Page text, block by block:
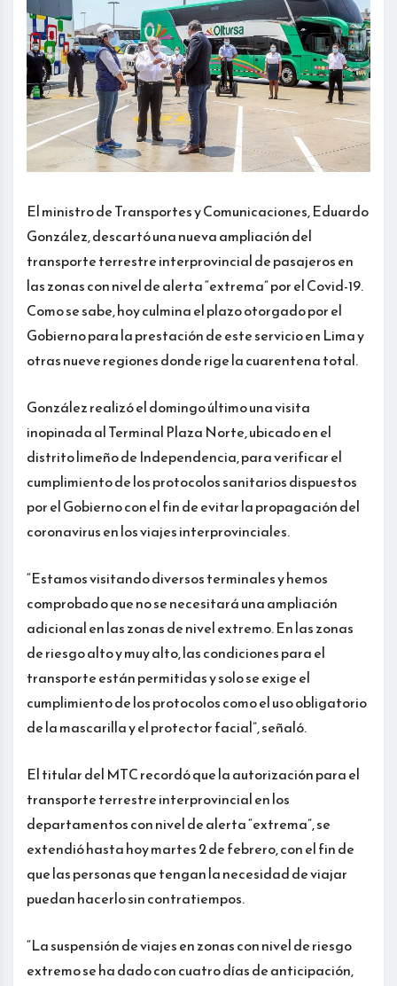
El ministro de Transportes y Comunicaciones, Eduardo
González, descartó una nueva ampliación del
transporte terrestre interprovincial de pasajeros en
las zonas con nivel de alerta “extrema” por el Covid-19.
Como se sabe, hoy culmina el plazo otorgado por el
Gobierno para la prestación de este servicio en Lima y
otras nueve regiones donde rige la cuarentena total.
González realizó el domingo último una visita
inopinada al Terminal Plaza Norte, ubicado en el
distrito limeño de Independencia, para verificar el
cumplimiento de los protocolos sanitarios dispuestos
por el Gobierno con el fin de evitar la propagación del
coronavirus en los viajes interprovinciales.
“Estamos visitando diversos terminales y hemos
comprobado que no se necesitará una ampliación
adicional en las zonas de nivel extremo. En las zonas
de riesgo alto y muy alto, las condiciones para el
transporte están permitidas y solo se exige el
cumplimiento de los protocolos como el uso obligatorio
de la mascarilla y el protector facial”, señaló.
El titular del MTC recordó que la autorización para el
transporte terrestre interprovincial en los
departamentos con nivel de alerta “extrema”, se
extendió hasta hoy martes 2 de febrero, con el fin de
que las personas que tengan la necesidad de viajar
puedan hacerlo sin contratiempos.
“La suspensión de viajes en zonas con nivel de riesgo
extremo se ha dado con cuatro días de anticipación,